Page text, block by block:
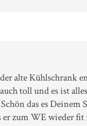
alte Kühlschrank
toll und es ist
das es Deinem
er zum WE wieder